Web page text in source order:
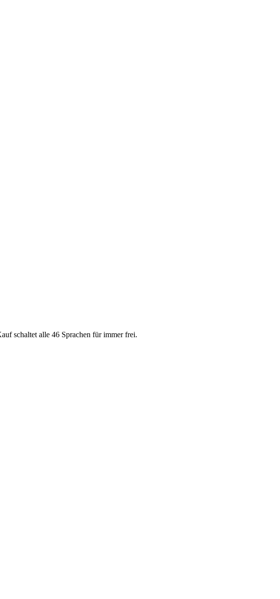
schaltet alle 46 Sprachen für immer frei.